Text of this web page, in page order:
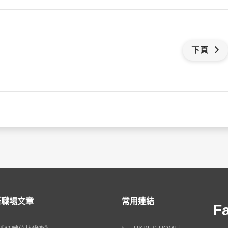
下頁
場文章 常用連結